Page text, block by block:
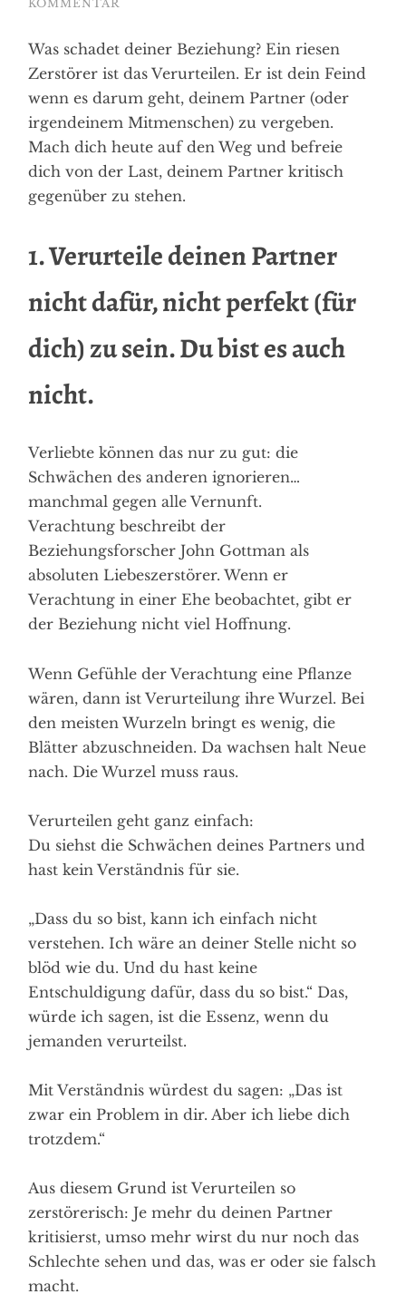
KOMMENTAR
Was schadet deiner Beziehung? Ein riesen
Zerstörer ist das Verurteilen. Er ist dein Feind
wenn es darum geht, deinem Partner (oder
irgendeinem Mitmenschen) zu vergeben.
Mach dich heute auf den Weg und befreie
dich von der Last, deinem Partner kritisch
gegenüber zu stehen.
1. Verurteile deinen Partner
nicht dafür, nicht perfekt (für
dich) zu sein. Du bist es auch
nicht.
Verliebte können das nur zu gut: die
Schwächen des anderen ignorieren…
manchmal gegen alle Vernunft.
Verachtung beschreibt der
Beziehungsforscher John Gottman als
absoluten Liebeszerstörer. Wenn er
Verachtung in einer Ehe beobachtet, gibt er
der Beziehung nicht viel Hoffnung.
Wenn Gefühle der Verachtung eine Pflanze
wären, dann ist Verurteilung ihre Wurzel. Bei
den meisten Wurzeln bringt es wenig, die
Blätter abzuschneiden. Da wachsen halt Neue
nach. Die Wurzel muss raus.
Verurteilen geht ganz einfach:
Du siehst die Schwächen deines Partners und
hast kein Verständnis für sie.
„Dass du so bist, kann ich einfach nicht
verstehen. Ich wäre an deiner Stelle nicht so
blöd wie du. Und du hast keine
Entschuldigung dafür, dass du so bist.“ Das,
würde ich sagen, ist die Essenz, wenn du
jemanden verurteilst.
Mit Verständnis würdest du sagen: „Das ist
zwar ein Problem in dir. Aber ich liebe dich
trotzdem.“
Aus diesem Grund ist Verurteilen so
zerstörerisch: Je mehr du deinen Partner
kritisierst, umso mehr wirst du nur noch das
Schlechte sehen und das, was er oder sie falsch
macht.